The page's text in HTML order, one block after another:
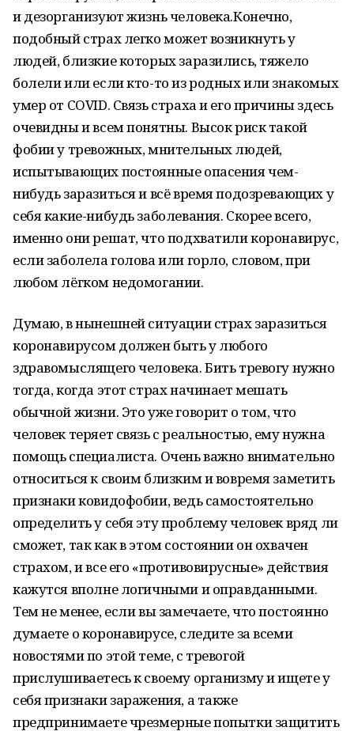
и дезорганизуют жизнь человека.Конечно,
подобный страх легко может возникнуть у
людей, близкие которых заразились, тяжело
болели или если кто-то из родных или знакомых
умер от COVID. Связь страха и его причины здесь
очевидны и всем понятны. Высок риск такой
фобии у тревожных, мнительных людей,
испытывающих постоянные опасения чем-
нибудь заразиться и всё время подозревающих у
себя какие-нибудь заболевания. Скорее всего,
именно они решат, что подхватили коронавирус,
если заболела голова или горло, словом, при
любом лёгком недомогании.
Думаю, в нынешней ситуации страх заразиться
коронавирусом должен быть у любого
здравомыслящего человека. Бить тревогу нужно
тогда, когда этот страх начинает мешать
обычной жизни. Это уже говорит о том, что
человек теряет связь с реальностью, ему нужна
помощь специалиста. Очень важно внимательно
относиться к своим близким и вовремя заметить
признаки ковидофобии, ведь самостоятельно
определить у себя эту проблему человек вряд ли
сможет, так как в этом состоянии он охвачен
страхом, и все его «противовирусные» действия
кажутся вполне логичными и оправданными.
Тем не менее, если вы замечаете, что постоянно
думаете о коронавирусе, следите за всеми
новостями по этой теме, с тревогой
прислушиваетесь к своему организму и ищете у
себя признаки заражения, а также
предпринимаете чрезмерные попытки защитить